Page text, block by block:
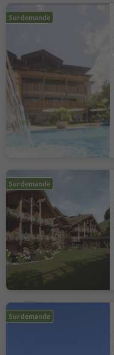
Sur demande
Sur demande
Sur demande